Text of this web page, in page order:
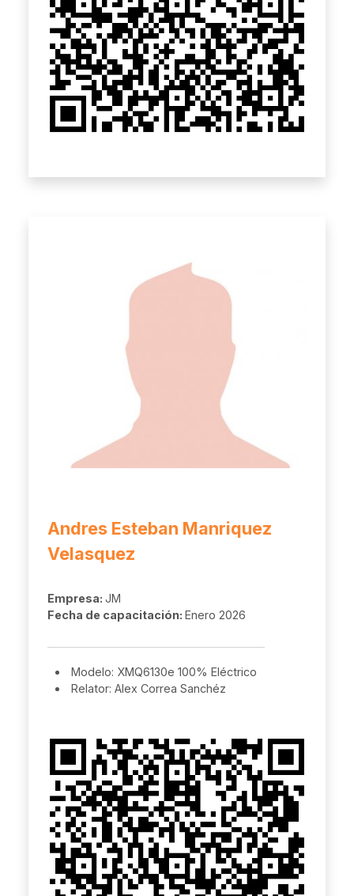
Andres Esteban Manriquez
Velasquez
Empresa: JM
Fecha de capacitación: Enero 2026
Modelo: XMQ6130e 100% Eléctrico
Relator: Alex Correa Sanchéz